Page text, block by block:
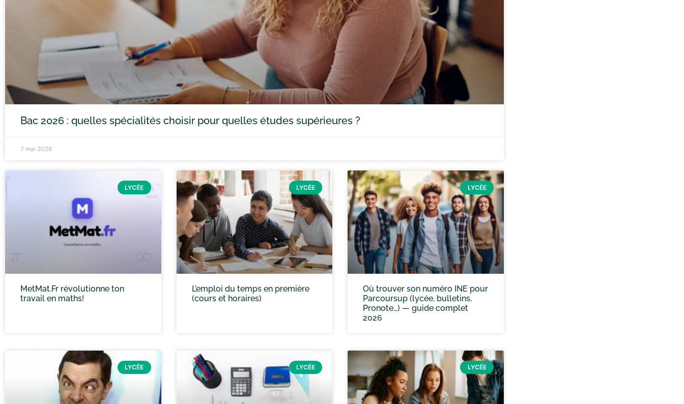
Bac 2026 : quelles spécialités choisir pour quelles études supérieures ?
7 mai 2026
LYCÉE
MetMat.Fr révolutionne ton
travail en maths!
LYCÉE
L’emploi du temps en première
(cours et horaires)
LYCÉE
Où trouver son numéro INE pour
Parcoursup (lycée, bulletins,
Pronote…) — guide complet
2026
LYCÉE LYCÉE LYCÉE